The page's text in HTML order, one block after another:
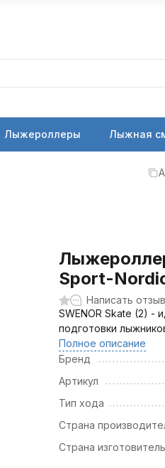
Лыжероллеры Лыжная
Sport-
Написать отзыв
SWENOR Skate (2) -
подготовки
Полное описание
Бренд
Артикул
Тип хода
Страна
Страна изготовитель